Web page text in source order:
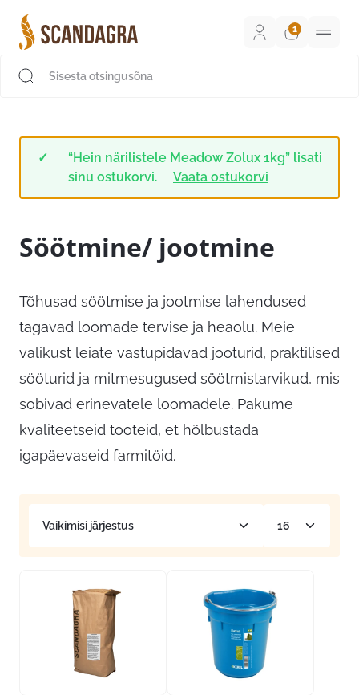
sisu
juurde
“Hein närilistele Meadow Zolux 1kg” lisati
sinu ostukorvi.
Vaata ostukorvi
Söötmine/ jootmine
Tõhusad söötmise ja jootmise lahendused
tagavad loomade tervise ja heaolu. Meie
valikust leiate vastupidavad jooturid, praktilised
sööturid ja mitmesugused söötmistarvikud, mis
sobivad erinevatele loomadele. Pakume
kvaliteetseid tooteid, et hõlbustada
igapäevaseid farmitöid.